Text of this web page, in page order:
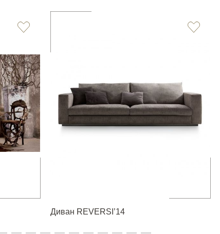
Диван REVERSI’14